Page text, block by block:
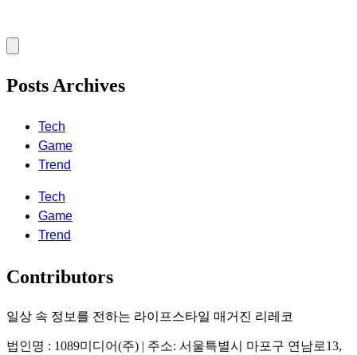
Posts Archives
Tech
Game
Trend
Tech
Game
Trend
Contributors
일상 속 정보를 전하는 라이프스타일 매거진 리레코
법인명 : 1089미디어(주) | 주소: 서울특별시 마포구 연남로13,